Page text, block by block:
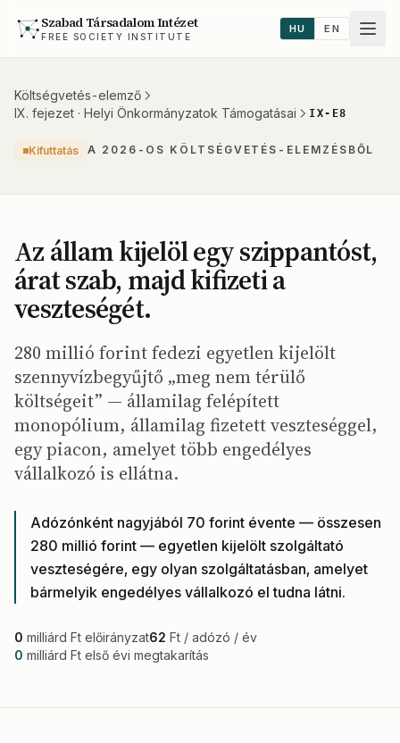
Szabad Társadalom Intézet
FREE SOCIETY INSTITUTE
HU EN
Költségvetés-elemző
IX. fejezet · Helyi Önkormányzatok Támogatásai
IX-E8
Kifuttatás A 2026-OS KÖLTSÉGVETÉS-ELEMZÉSBŐL
Az állam kijelöl egy szippantóst,
árat szab, majd kifizeti a
veszteségét.
280 millió forint fedezi egyetlen kijelölt
szennyvízbegyűjtő „meg nem térülő
költségeit” — államilag felépített
monopólium, államilag fizetett veszteséggel,
egy piacon, amelyet több engedélyes
vállalkozó is ellátna.
Adózónként nagyjából 70 forint évente — összesen
280 millió forint — egyetlen kijelölt szolgáltató
veszteségére, egy olyan szolgáltatásban, amelyet
bármelyik engedélyes vállalkozó el tudna látni.
0 milliárd Ft előirányzat62 Ft / adózó / év
0 milliárd Ft első évi megtakarítás